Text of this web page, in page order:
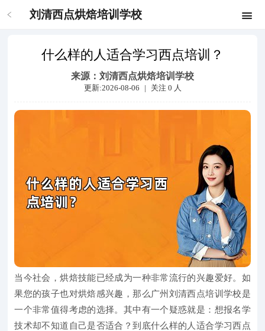
刘清西点烘焙培训学校
什么样的人适合学习西点培训？
来源： 刘清西点烘焙培训学校
更新:2026-08-06 | 关注 0 人
当今社会，烘焙技能已经成为一种非常流行的兴趣爱好。如
果您的孩子也对烘焙感兴趣，那么广州刘清西点培训学校是
一个非常值得考虑的选择。其中有一个疑惑就是：想报名学
技术却不知道自己是否适合？到底什么样的人适合学习西点